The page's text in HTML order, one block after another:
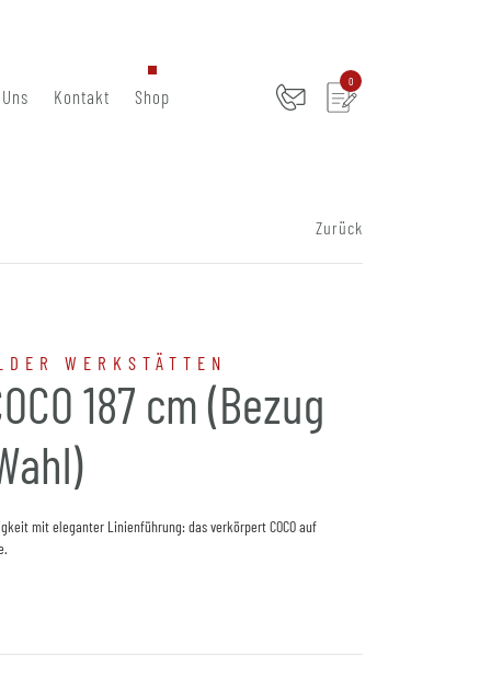
Kontakt Shop
0
Zurück
WERKSTÄTTEN
187 cm (Bezug
mit eleganter Linienführung: das verkörpert COCO auf